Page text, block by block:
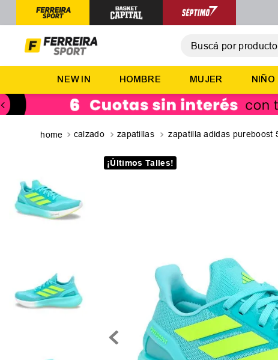
NEW IN HOMBRE MUJER NIÑO
calzado zapatillas zapatilla adidas pureboost
¡Últimos Talles!
2.
3.